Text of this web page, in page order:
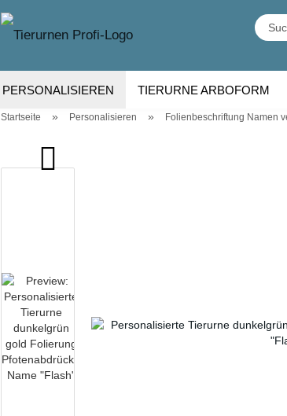
PERSONALISIEREN TIERURNE ARBOFORM
Startseite » Personalisieren » Folienbeschriftung Namen